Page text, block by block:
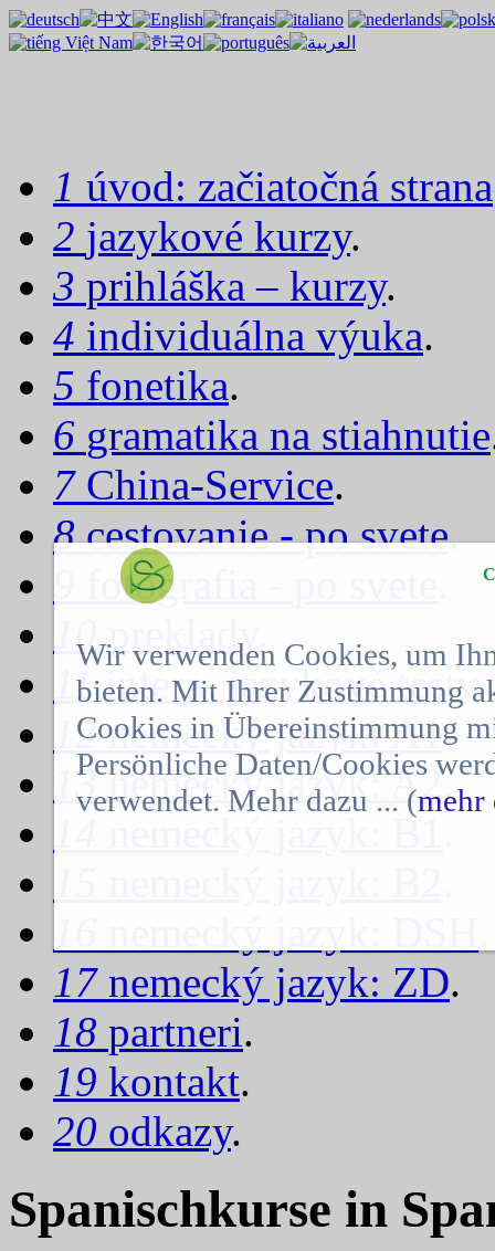
1 úvod: začiatočná strana
2 jazykové kurzy.
3 prihláška – kurzy.
4 individuálna výuka.
5 fonetika.
6 gramatika na stiahnutie
7 China-Service.
8cestovanie - po svete.
fotografia - po svete
10preklady
11intern. jazykové testy.
12nemecký jazyk: A1.
13nemecký jazyk: A2.
nemecký jazyk: B1
17 nemecký jazyk: ZD.
18 partneri.
19 kontakt.
20 odkazy.
Wir verwenden Cookies, um
bieten. Mit Ihrer Zustimmung
Cookies in Übereinstimmung
Persönliche Daten/Cookies
verwendet. Mehr dazu ... (mehr
Spanischkurse in